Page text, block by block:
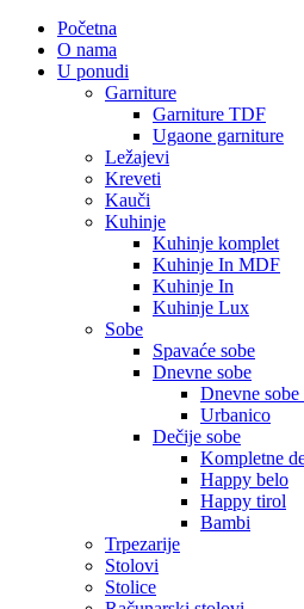
Početna
O nama
U ponudi
Garniture
Garniture TDF
Ugaone garniture
Ležajevi
Kreveti
Kauči
Kuhinje
Kuhinje komplet
Kuhinje In MDF
Kuhinje In
Kuhinje Lux
Sobe
Spavaće sobe
Dnevne sobe
Dnevne
Urbanico
Dečije sobe
Kompletne
Happy belo
Happy tirol
Bambi
Trpezarije
Stolovi
Stolice